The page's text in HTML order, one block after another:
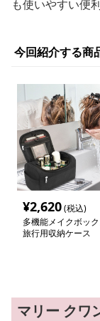
も使いやすい便
今回紹介する商
¥2,620(税込)
多機能メイクボッ
旅行用収納ケース
マリー クワ